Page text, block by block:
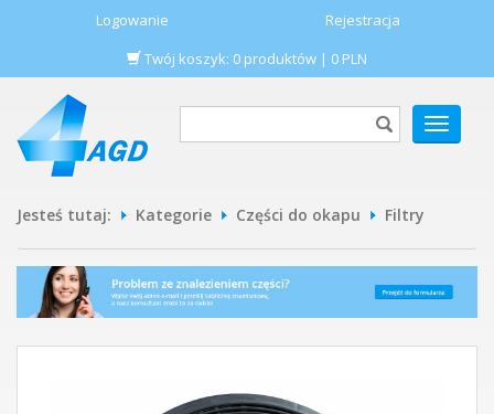
Logowanie
Rejestracja
Twój koszyk: 0 produktów | 0 PLN
POKAŻ
MENU
Jesteś tutaj: Kategorie Części do okapu Filtry